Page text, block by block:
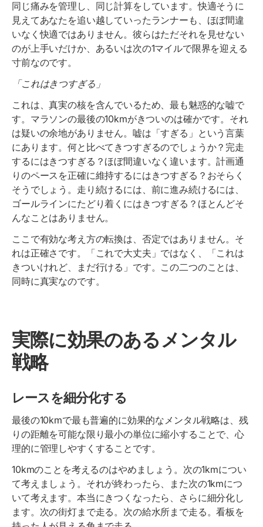
同じ痛みを管理し、同じ計算をしています。快適そうに
見えてあなたを追い越していったランナーも、ほぼ間違
いなく快適ではありません。彼らはただそれを見せない
のが上手いだけか、あるいは次の1マイルで限界を迎える
寸前なのです。
「これはきつすぎる」
これは、真実の核を含んでいるため、最も魅惑的な嘘で
す。マラソンの最後の10kmがきついのは確かです。それ
は疑いの余地がありません。嘘は「すぎる」という言葉
にあります。何と比べてきつすぎるのでしょうか？完走
するにはきつすぎる？ほぼ間違いなく違います。計画通
りのペースを正確に維持するにはきつすぎる？おそらく
そうでしょう。走り続けるには、前に進み続けるには、
ゴールラインにたどり着くにはきつすぎる？ほとんどそ
んなことはありません。
ここで有効な考え方の転換は、否定ではありません。そ
れは正確さです。「これで大丈夫」ではなく、「これは
きついけれど、まだ行ける」です。この二つのことは、
同時に真実なのです。
実際に効果のあるメンタル
戦略
レースを細分化する
最後の10kmで最も普遍的に効果的なメンタル戦略は、残
りの距離を可能な限り最小の単位に縮小することで、心
理的に管理しやすくすることです。
10kmのことを考えるのはやめましょう。次の1kmについ
て考えましょう。それが終わったら、また次の1kmにつ
いて考えます。本当にきつくなったら、さらに細分化し
ます。次の街灯まで走る。次の給水所まで走る。看板を